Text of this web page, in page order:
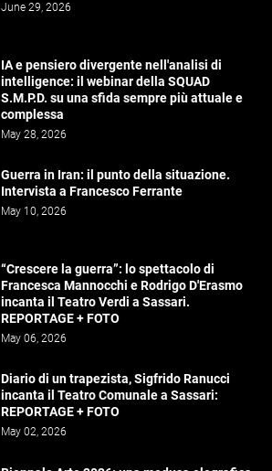
June 29, 2026
IA e pensiero divergente nell'analisi di
intelligence: il webinar della SQUAD
S.M.P.D. su una sfida sempre più attuale e
complessa
May 28, 2026
Guerra in Iran: il punto della situazione.
Intervista a Francesco Ferrante
May 10, 2026
“Crescere la guerra”: lo spettacolo di
Francesca Mannocchi e Rodrigo D'Erasmo
incanta il Teatro Verdi a Sassari.
REPORTAGE + FOTO
May 06, 2026
Diario di un trapezista, Sigfrido Ranucci
incanta il Teatro Comunale a Sassari:
REPORTAGE + FOTO
May 02, 2026